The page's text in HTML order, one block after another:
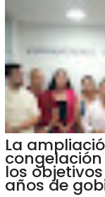
La
los
años de